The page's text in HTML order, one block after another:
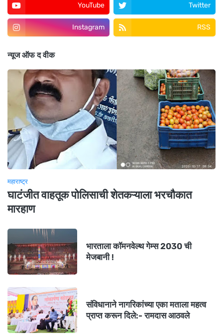
YouTube Twitter
Instagram RSS
न्यूज ऑफ द वीक
महाराष्ट्र
घाटंजीत वाहतूक पोलिसाची शेतकऱ्याला भरचौकात
मारहाण
भारताला कॉमनवेल्थ गेम्स 2030 ची
मेजबानी !
संविधानाने नागरिकांच्या एका मताला महत्व
प्राप्त करून दिले:- रामदास आठवले